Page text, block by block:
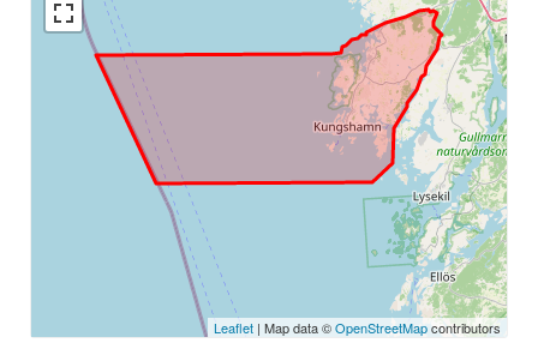
Leaflet | Map data ©OpenStreetMapcontributors